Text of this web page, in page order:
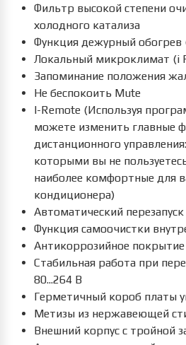
Фильтр высокой степени
холодного катализа
Функция дежурный обогрев
Локальный микроклимат (i
Запоминание положения
Не беспокоить Mute
I-Remote (Используя
можете изменить главные
дистанционного
которыми вы не
наиболее комфортные для
кондиционера)
Автоматический перезапуск
Функция самоочистки
Антикоррозийное покрытие
Стабильная работа при
80...264 В
Герметичный короб платы
Метизы из нержавеющей
Внешний корпус с тройной